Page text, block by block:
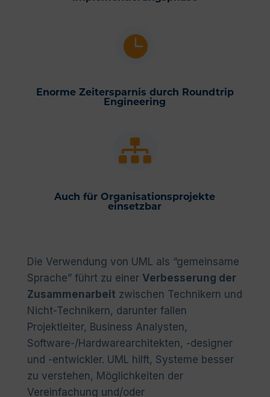

Enorme Zeitersparnis durch Roundtrip
Engineering

Auch für Organisationsprojekte
einsetzbar
Die Verwendung von UML als “gemeinsame
Sprache” führt zu einer Verbesserung der
Zusammenarbeit zwischen Technikern und
Nicht-Technikern, darunter fallen
Projektleiter, Business Analysten,
Software-/Hardwarearchitekten, -designer
und -entwickler. UML hilft, Systeme besser
zu verstehen, Möglichkeiten der
Vereinfachung und/oder